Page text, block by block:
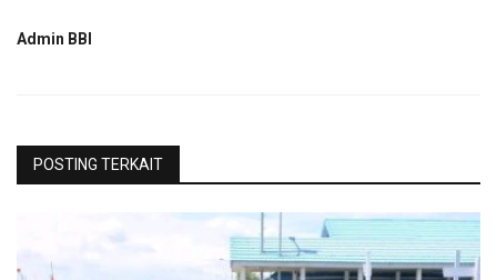
Admin BBI
POSTING TERKAIT